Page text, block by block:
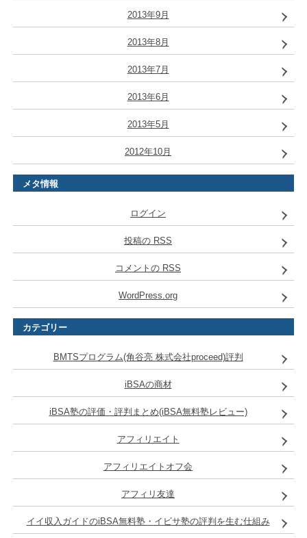
2013年9月
2013年8月
2013年7月
2013年6月
2013年5月
2012年10月
メタ情報
ログイン
投稿の RSS
コメントの RSS
WordPress.org
カテゴリー
BMTSプログラム(角谷亮 株式会社proceed)評判
iBSAの商材
iBSA塾の評価・評判まとめ(iBSA無料塾レビュー)
アフィリエイト
アフィリエイトオフ会
アフィリ友達
イイ収入ガイドのiBSA無料塾・イビサ塾の評判を生む仕組み